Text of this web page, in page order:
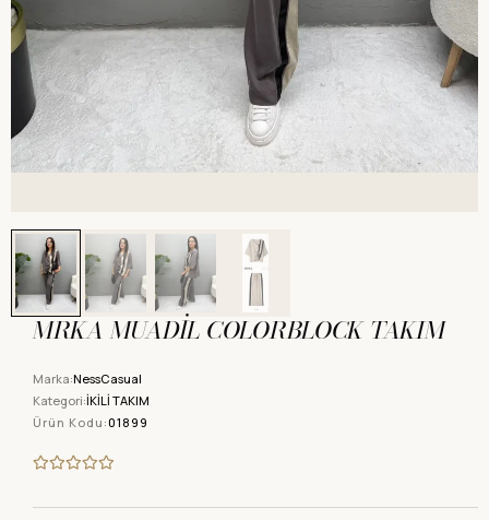
MRKA MUADİL COLORBLOCK TAKIM
Marka:NessCasual
Kategori:İKİLİ TAKIM
Ürün Kodu:01899